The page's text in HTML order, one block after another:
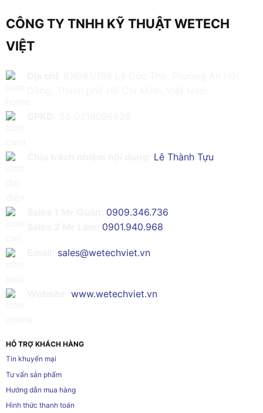
CÔNG TY TNHH KỸ THUẬT WETECH
VIỆT
Lê Thành Tựu
0909.346.736
0901.940.968
sales@wetechviet.vn
www.wetechviet.vn
HỖ TRỢ KHÁCH HÀNG
Tin khuyến mại
Tư vấn sản phẩm
Hướng dẫn mua hàng
Hình thức thanh toán